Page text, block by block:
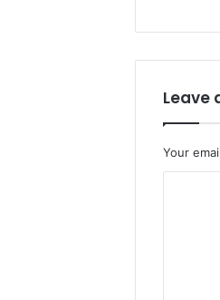
Leave
Your